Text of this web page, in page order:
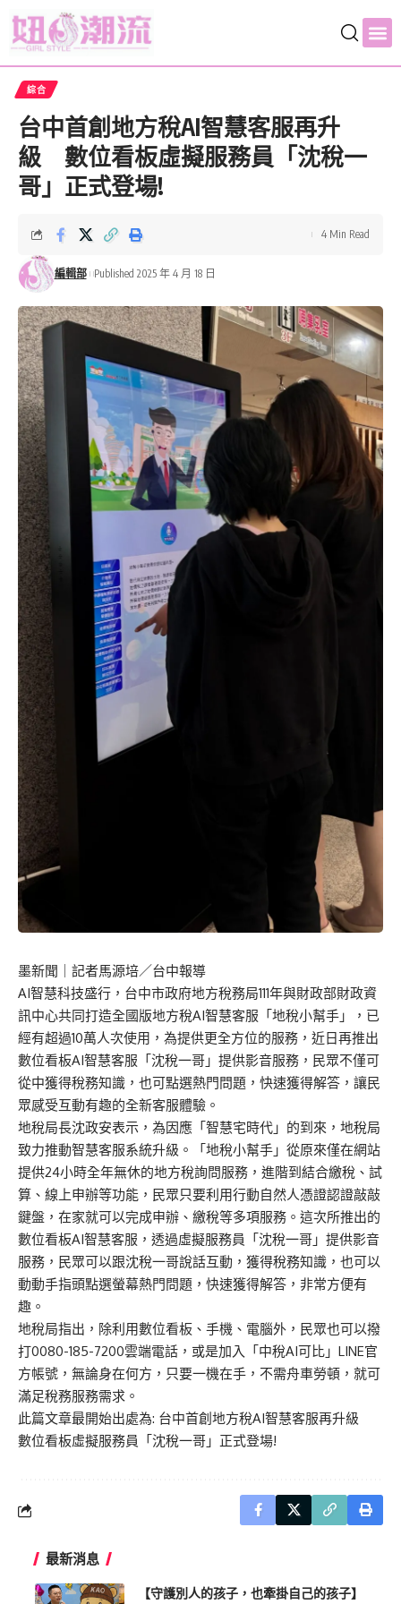
綜合
台中首創地方稅AI智慧客服再升
級 數位看板虛擬服務員「沈稅一
哥」正式登場!
編輯部 Published 2025 年 4 月 18 日
4 Min Read
墨新聞
｜記者馬源培／台中報導
AI智慧科技盛行，台中市政府地方稅務局111年與財政部財政資
訊中心共同打造全國版地方稅AI智慧客服「地稅小幫手」，已
經有超過10萬人次使用，為提供更全方位的服務，近日再推出
數位看板AI智慧客服「沈稅一哥」提供影音服務，民眾不僅可
從中獲得稅務知識，也可點選熱門問題，快速獲得解答，讓民
眾感受互動有趣的全新客服體驗。
地稅局長沈政安表示，為因應「智慧宅時代」的到來，地稅局
致力推動智慧客服系統升級。「地稅小幫手」從原來僅在網站
提供24小時全年無休的地方稅詢問服務，進階到結合繳稅、試
算、線上申辦等功能，民眾只要利用行動自然人憑證認證敲敲
鍵盤，在家就可以完成申辦、繳稅等多項服務。這次所推出的
數位看板AI智慧客服，透過虛擬服務員「沈稅一哥」提供影音
服務，民眾可以跟沈稅一哥說話互動，獲得稅務知識，也可以
動動手指頭點選螢幕熱門問題，快速獲得解答，非常方便有
趣。
地稅局指出，除利用數位看板、手機、電腦外，民眾也可以撥
打0080-185-7200雲端電話，或是加入「中稅AI可比」LINE官
方帳號，無論身在何方，只要一機在手，不需舟車勞頓，就可
滿足稅務服務需求。
此篇文章最開始出處為: 台中首創地方稅AI智慧客服再升級
數位看板虛擬服務員「沈稅一哥」正式登場!
最新消息
【守護別人的孩子，也牽掛自己的孩子】